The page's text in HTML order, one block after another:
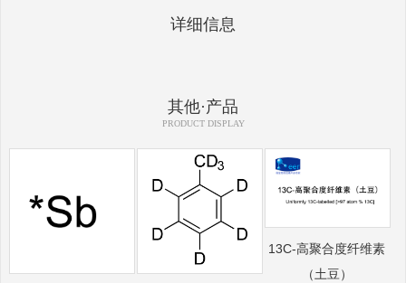
详细信息
其他·产品
PRODUCT DISPLAY
13C-高聚合度纤维素
（土豆）